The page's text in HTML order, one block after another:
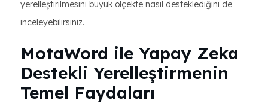
yerelleştirilmesini büyük ölçekte nasıl desteklediğini de
inceleyebilirsiniz.
MotaWord ile Yapay Zeka
Destekli Yerelleştirmenin
Temel Faydaları